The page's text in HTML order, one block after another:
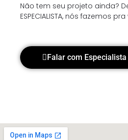
Não tem seu projeto ainda?
ESPECIALISTA, nós fazemos
Falar com Especialista